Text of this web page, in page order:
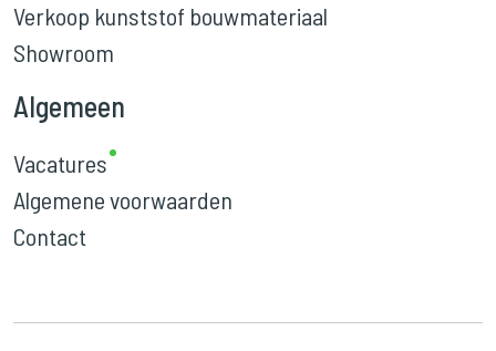
Verkoop kunststof bouwmateriaal
Showroom
Algemeen
Vacatures
Algemene voorwaarden
Contact